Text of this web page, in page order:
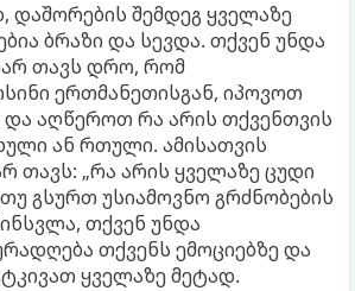
დაშორების შემდეგ ყველაზე
ბრაზი და სევდა. თქვენ უნდა
თავს დრო, რომ
ერთმანეთისგან, იპოვოთ
და აღწეროთ რა არის თქვენთვის
ან რთული. ამისათვის
თავს: „რა არის ყველაზე ცუდი
გსურთ უსიამოვნო გრძნობების
თქვენ უნდა
თქვენს ემოციებზე და
ყველაზე მეტად.